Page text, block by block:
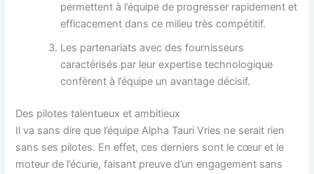
permettent à l’équipe de progresser rapidement et
efficacement dans ce milieu très compétitif.
Les partenariats avec des fournisseurs
caractérisés par leur expertise technologique
confèrent à l’équipe un avantage décisif.
Des pilotes talentueux et ambitieux
Il va sans dire que l’équipe Alpha Tauri Vries ne serait rien
sans ses pilotes. En effet, ces derniers sont le cœur et le
moteur de l’écurie, faisant preuve d’un engagement sans